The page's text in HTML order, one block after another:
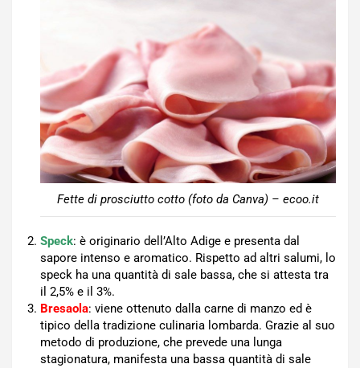
Fette di prosciutto cotto (foto da Canva) – ecoo.it
Speck: è originario dell’Alto Adige e presenta dal
sapore intenso e aromatico. Rispetto ad altri salumi, lo
speck ha una quantità di sale bassa, che si attesta tra
il 2,5% e il 3%.
Bresaola: viene ottenuto dalla carne di manzo ed è
tipico della tradizione culinaria lombarda. Grazie al suo
metodo di produzione, che prevede una lunga
stagionatura, manifesta una bassa quantità di sale